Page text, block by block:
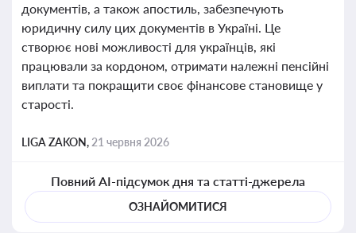
документів, а також апостиль, забезпечують
юридичну силу цих документів в Україні. Це
створює нові можливості для українців, які
працювали за кордоном, отримати належні пенсійні
виплати та покращити своє фінансове становище у
старості.
LIGA ZAKON, 21 червня 2026
Повний AI-підсумок дня та статті-джерела
ОЗНАЙОМИТИСЯ